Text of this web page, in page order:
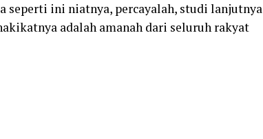
seperti ini niatnya, percayalah, studi lanjutnya
adalah amanah dari seluruh rakyat